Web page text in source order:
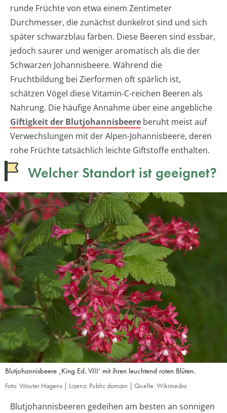
runde Früchte von etwa einem Zentimeter
Durchmesser, die zunächst dunkelrot sind und sich
später schwarzblau färben. Diese Beeren sind essbar,
jedoch saurer und weniger aromatisch als die der
Schwarzen Johannisbeere. Während die
Fruchtbildung bei Zierformen oft spärlich ist,
schätzen Vögel diese Vitamin-C-reichen Beeren als
Nahrung. Die häufige Annahme über eine angebliche
Giftigkeit der Blutjohannisbeere beruht meist auf
Verwechslungen mit der Alpen-Johannisbeere, deren
rohe Früchte tatsächlich leichte Giftstoffe enthalten.
Welcher Standort ist geeignet?
Blutjohannisbeere ‚King Ed. VIII‘ mit ihren leuchtend roten Blüten.
Foto: Wouter Hagens | Lizenz: Public domain | Quelle: Wikimedia
Blutjohannisbeeren gedeihen am besten an sonnigen